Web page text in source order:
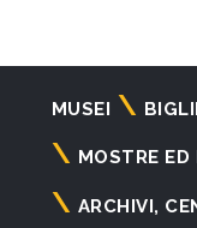
MUSEI
MOSTRE ED
ARCHIVI,